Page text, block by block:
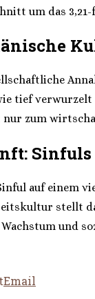
um das
tief
zum
Sinfuls
auf einem
stellt
und
Email